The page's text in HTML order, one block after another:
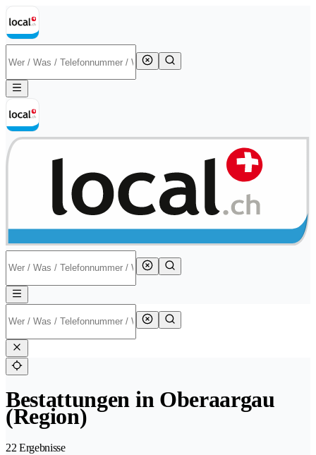
Bestattungen in Oberaargau
(Region)
22 Ergebnisse